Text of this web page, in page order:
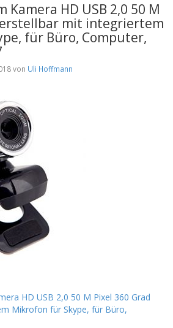
Kamera HD USB 2,0 50 M
mit integriertem
für Büro, Computer,
von Uli Hoffmann
HD USB 2,0 50 M Pixel 360 Grad
Mikrofon für Skype, für Büro,